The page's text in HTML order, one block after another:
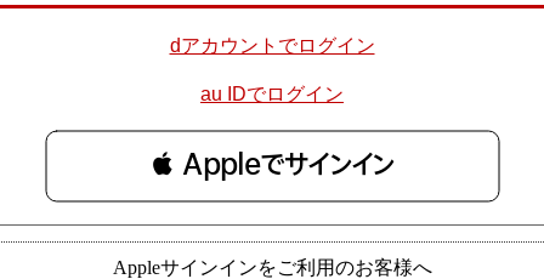
dアカウントでログイン
au IDでログイン
 Appleでサインイン
Appleサインインをご利用のお客様へ